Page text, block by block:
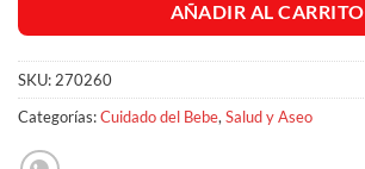
AÑADIR AL CARRITO
SKU: 270260
Categorías:Cuidado del Bebe, Salud y Aseo